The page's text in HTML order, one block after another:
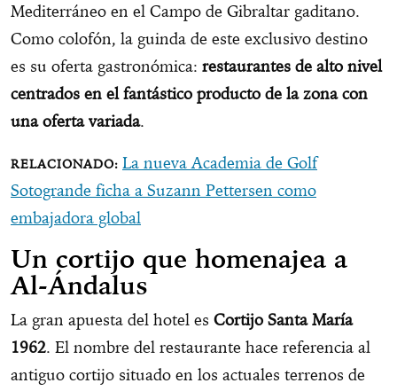
Mediterráneo en el Campo de Gibraltar gaditano.
Como colofón, la guinda de este exclusivo destino
es su oferta gastronómica: restaurantes de alto nivel
centrados en el fantástico producto de la zona con
una oferta variada.
La nueva Academia de Golf
Sotogrande ficha a Suzann Pettersen como
embajadora global
Un cortijo que homenajea a
Al-Ándalus
La gran apuesta del hotel es Cortijo Santa María
1962. El nombre del restaurante hace referencia al
antiguo cortijo situado en los actuales terrenos de